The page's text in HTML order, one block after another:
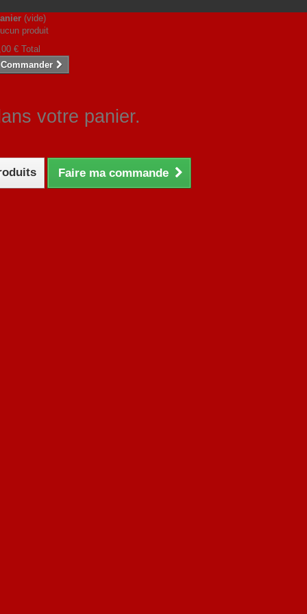
(vide)
produit
€ Total
Commander
votre panier.
Faire ma commande